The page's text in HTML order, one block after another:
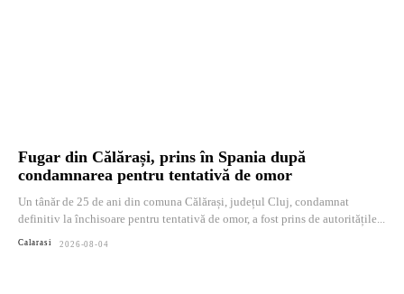
Fugar din Călărași, prins în Spania după
condamnarea pentru tentativă de omor
Un tânăr de 25 de ani din comuna Călărași, județul Cluj, condamnat
definitiv la închisoare pentru tentativă de omor, a fost prins de autoritățile...
Calarasi 2026-08-04